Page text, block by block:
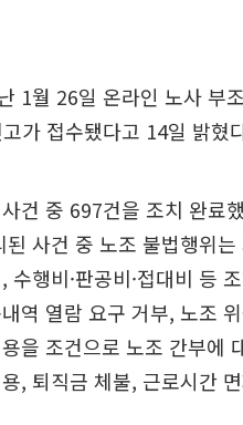
1월 26일 온라인 노사 부
가 접수됐다고 14일 밝혔
건 중 697건을 조치 완료
사건 중 노조 불법행위
수행비·판공비·접대비 등
역 열람 요구 거부, 노조
을 조건으로 노조 간부에
, 퇴직금 체불, 근로시간